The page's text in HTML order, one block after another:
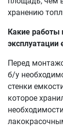
хранению
Какие
эксплуатации
Перед
б/у
стенки
которое